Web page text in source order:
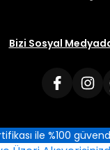
Bizi Sosyal
ile %100